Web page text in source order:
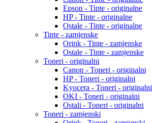
Epson - Tinte - originalne
HP - Tinte - originalne
Ostale - Tinte - originalne
Tinte - zamjenske
Orink - Tinte - zamjenske
Ostale - Tinte - zamjenske
Toneri - originalni
Canon - Toneri - originalni
HP - Toneri - originalni
Kyocera - Toneri - originalni
OKI - Toneri - originalni
Ostali - Toneri - originalni
Toneri - zamjenski